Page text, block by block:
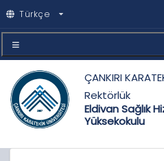
Türkçe
ÇANKIRI
Rektörlük
Eldivan Sağlık
Yüksekokulu